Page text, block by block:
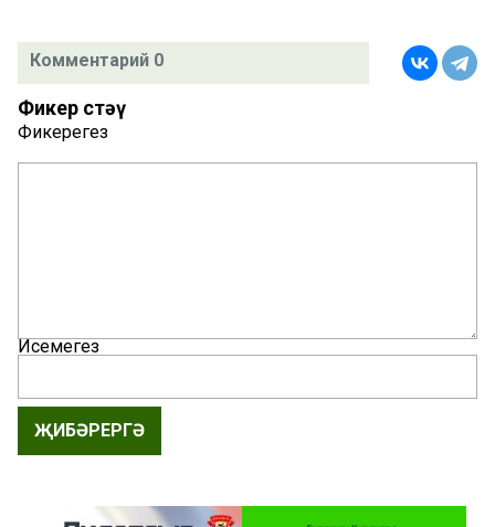
Комментарий 0
Фикер өстәү
Фикерегез
Исемегез
ҖИБӘРЕРГӘ